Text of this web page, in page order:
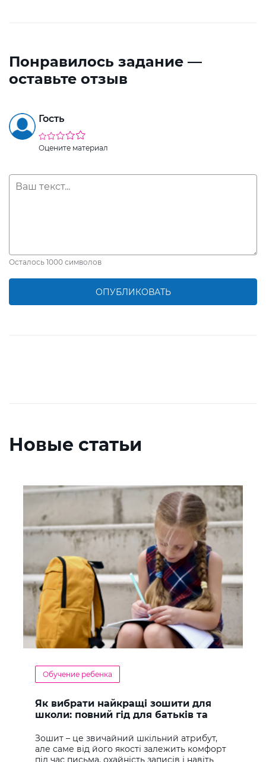
Понравилось задание —
оставьте отзыв
Гость
Оцените материал
Осталось 1000 символов
ОПУБЛИКОВАТЬ
Новые статьи
Обучение ребенка
Як вибрати найкращі зошити для
школи: повний гід для батьків та
Зошит – це звичайний шкільний атрибут,
але саме від його якості залежить комфорт
під час письма, охайність записів і навіть